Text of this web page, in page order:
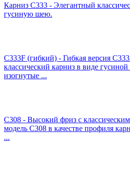
Карниз C333 - Элегантный
гусиную шею.
C333F (гибкий) - Гибкая версия
классический карниз в виде
изогнутые ...
C308 - Высокий фриз с
модель C308 в качестве профиля
...